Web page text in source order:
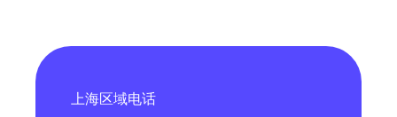
上海区域电话